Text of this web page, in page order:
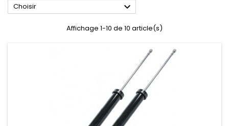
Choisir 
Affichage 1-10 de 10 article(s)